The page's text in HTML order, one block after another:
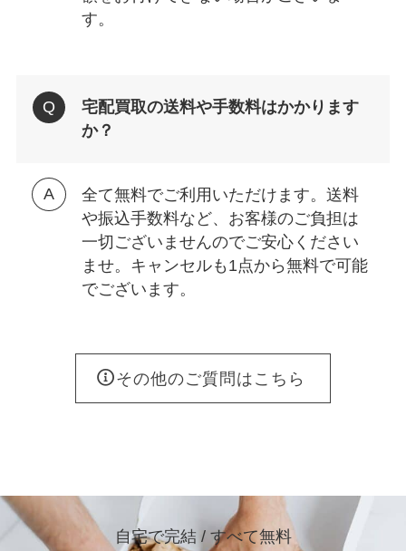
す。
宅配買取の送料や手数料はかかります
か？
全て無料でご利用いただけます。送料
や振込手数料など、お客様のご負担は
一切ございませんのでご安心ください
ませ。キャンセルも1点から無料で可能
でございます。
その他のご質問はこちら
自宅で完結 / すべて無料